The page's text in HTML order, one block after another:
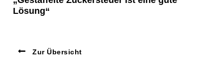
Lösung“
Zur Übersicht